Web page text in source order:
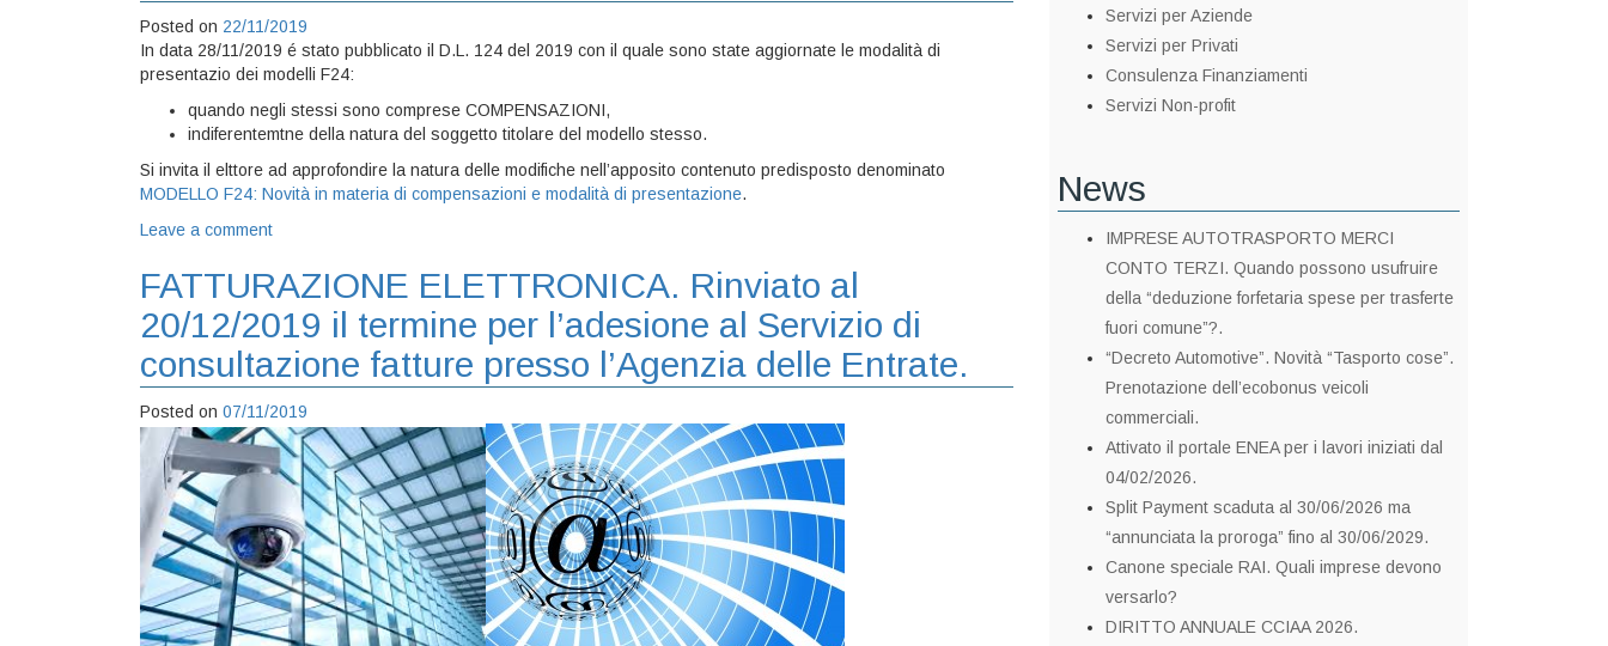
Posted on 22/11/2019
In data 28/11/2019 é stato pubblicato il D.L. 124 del 2019 con il quale sono state aggiornate le modalità di
presentazio dei modelli F24:
quando negli stessi sono comprese COMPENSAZIONI,
indiferentemtne della natura del soggetto titolare del modello stesso.
Si invita il elttore ad approfondire la natura delle modifiche nell’apposito contenuto predisposto denominato
MODELLO F24: Novità in materia di compensazioni e modalità di presentazione.
Leave a comment
FATTURAZIONE ELETTRONICA. Rinviato al
20/12/2019 il termine per l’adesione al Servizio di
consultazione fatture presso l’Agenzia delle Entrate.
Posted on 07/11/2019
Servizi per Aziende
Servizi per Privati
Consulenza Finanziamenti
Servizi Non-profit
News
IMPRESE AUTOTRASPORTO MERCI
CONTO TERZI. Quando possono usufruire
della “deduzione forfetaria spese per trasferte
fuori comune”?.
“Decreto Automotive”. Novità “Tasporto cose”.
Prenotazione dell’ecobonus veicoli
commerciali.
Attivato il portale ENEA per i lavori iniziati dal
04/02/2026.
Split Payment scaduta al 30/06/2026 ma
“annunciata la proroga” fino al 30/06/2029.
Canone speciale RAI. Quali imprese devono
versarlo?
DIRITTO ANNUALE CCIAA 2026.